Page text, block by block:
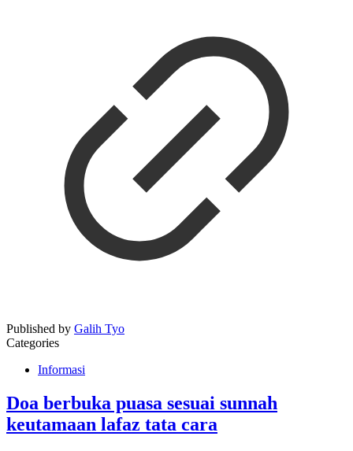
Published by Galih Tyo
Categories
Informasi
Doa berbuka puasa sesuai sunnah
keutamaan lafaz tata cara